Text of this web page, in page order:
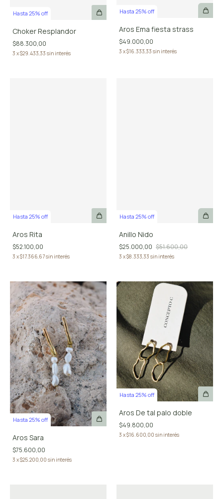
Hasta 25% off
Choker Resplandor
$88.300,00
3 x$29.433,33 sin interés
Hasta 25% off
Aros Ema fiesta strass
$49.000,00
3 x$16.333,33 sin interés
Hasta 25% off
Aros Rita
$52.100,00
3 x$17.366,67sin interés
Hasta 25% off
Anillo Nido
$25.000,00 $51.600,00
3 x$8.333,33 sin interés
Hasta 25% off
Aros Sara
$75.600,00
3 x$25.200,00 sin interés
Hasta 25% off
Aros De tal palo doble
$49.800,00
3 x$16.600,00 sin interés